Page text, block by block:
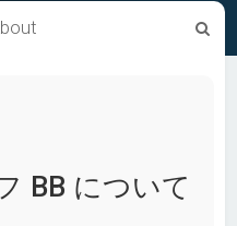
索
BB について